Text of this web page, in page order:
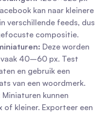
kan naar kleinere
verschillende feeds, dus
compositie.
Deze worden
vaak 40–60 px. Test
en gebruik een
van een woordmerk.
Miniaturen kunnen
kleiner. Exporteer een